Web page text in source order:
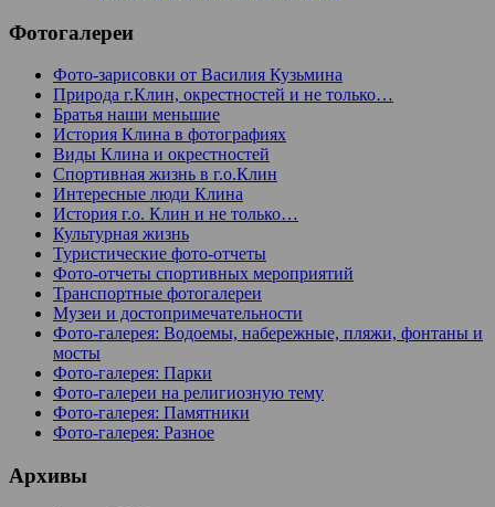
Фотогалереи
Фото-зарисовки от Василия Кузьмина
Природа г.Клин, окрестностей и не только…
Братья наши меньшие
История Клина в фотографиях
Виды Клина и окрестностей
Спортивная жизнь в г.о.Клин
Интересные люди Клина
История г.о. Клин и не только…
Культурная жизнь
Туристические фото-отчеты
Фото-отчеты спортивных мероприятий
Транспортные фотогалереи
Музеи и достопримечательности
Фото-галерея: Водоемы, набережные, пляжи, фонтаны и
мосты
Фото-галерея: Парки
Фото-галереи на религиозную тему
Фото-галерея: Памятники
Фото-галерея: Разное
Архивы